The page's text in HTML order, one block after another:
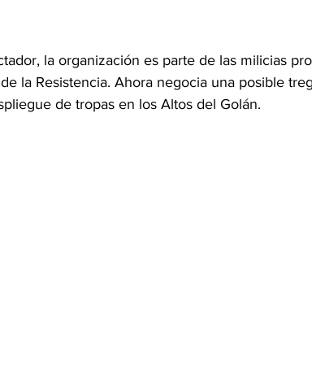
la organización es parte de las milicias
la Resistencia. Ahora negocia una posible
de tropas en los Altos del Golán.